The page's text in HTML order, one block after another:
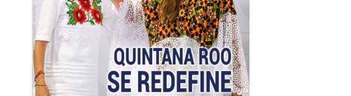
Tecnológico de Monterrey
3 agosto, 2026